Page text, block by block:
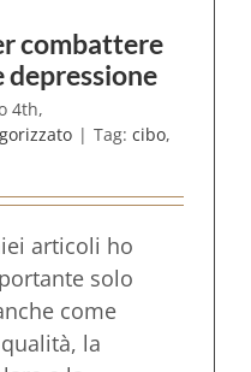
combattere
depressione
4th,
| Tag: cibo,
articoli ho
solo
come
la